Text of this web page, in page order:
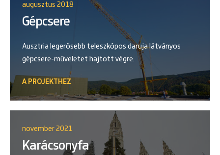
augusztus 2018
Gépcsere
Ausztria legerősebb teleszkópos daruja látványos
gépcsere-műveletet hajtott végre.
A PROJEKTHEZ
november 2021
Karácsonyfa